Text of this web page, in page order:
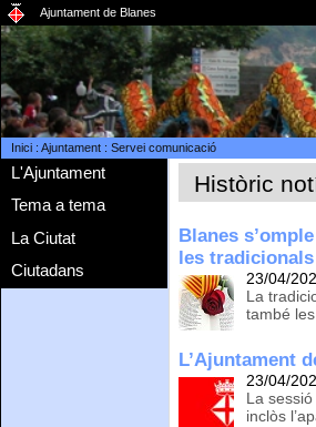
Ajuntament de Blanes
Inici: Ajuntament: Servei comunicació
L'Ajuntament
Tema a tema
La Ciutat
Ciutadans
Històric
Blanes
les
23/04/
La
també
L’Ajuntament
23/04/
La
inclòs